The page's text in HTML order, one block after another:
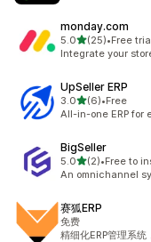
monday.com
5.05つ星中
(25)
合計レビュー数：
•Free
Integrate your
UpSeller ERP
3.05つ星中
(6)
合計レビュー数：6件
•Free
All-in-one ERP for
BigSeller
5.05つ星中
(2)
合計レビュー数：2
•Free to
An omnichannel
赛狐ERP
免费
精细化ERP管理系